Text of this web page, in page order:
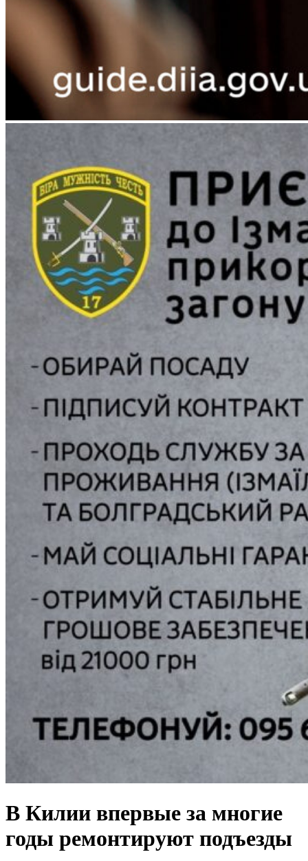
В Килии впервые за многие
годы ремонтируют подъезды